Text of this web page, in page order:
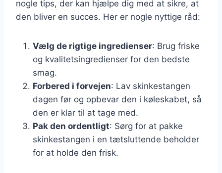
nogle tips, der kan hjælpe dig med at sikre, at
den bliver en succes. Her er nogle nyttige råd:
Vælg de rigtige ingredienser: Brug friske
og kvalitetsingredienser for den bedste
smag.
Forbered i forvejen: Lav skinkestangen
dagen før og opbevar den i køleskabet, så
den er klar til at tage med.
Pak den ordentligt: Sørg for at pakke
skinkestangen i en tætsluttende beholder
for at holde den frisk.